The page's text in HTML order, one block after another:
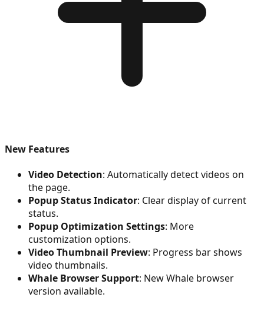
New Features
Video Detection: Automatically detect videos on
the page.
Popup Status Indicator: Clear display of current
status.
Popup Optimization Settings: More
customization options.
Video Thumbnail Preview: Progress bar shows
video thumbnails.
Whale Browser Support: New Whale browser
version available.